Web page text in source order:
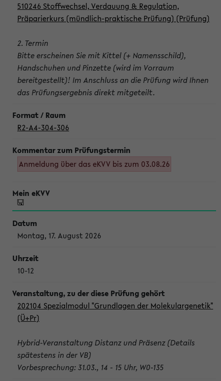
510246 Stoffwechsel, Verdauung & Regulation,
Präparierkurs (mündlich-praktische Prüfung) (Prüfung)
2. Termin
Bitte erscheinen Sie mit Kittel (+ Namensschild),
Handschuhen und Pinzette (wird im Vorraum
bereitgestellt)! Im Anschluss an die Prüfung wird Ihnen
das Prüfungsergebnis direkt mitgeteilt.
R2-A4-304-306
Anmeldung über das eKVV bis zum 03.08.26
Montag, 17. August 2026
10-12
202104 Spezialmodul "Grundlagen der Molekulargenetik"
(Ü+Pr)
Hybrid-Veranstaltung Distanz und Präsenz (Details
spätestens in der VB)
Vorbesprechung: 31.03., 14 - 15 Uhr, W0-135